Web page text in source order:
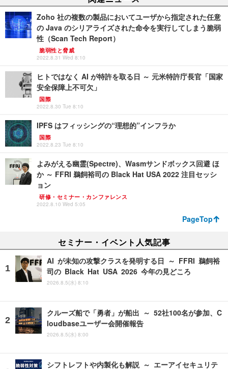
Zoho 社の複数の製品においてユーザから指定された任意
の Java のシリアライズされた命令を実行してしまう脆弱
性（Scan Tech Report）
脆弱性と脅威
2022.8.31 Wed 8:10
ヒトではなく AI が特許を取る日 ～ 元米特許庁長官「国家
安全保障上不可欠」
国際
2022.8.30 Tue 8:10
IPFS はフィッシングの“理想的”インフラか
国際
2022.8.23 Tue 8:10
よみがえる幽霊(Spectre)、Wasmサンドボックス回避 ほ
か ～ FFRI 鵜飼裕司の Black Hat USA 2022 注目セッシ
ョン
研修・セミナー・カンファレンス
2022.8.10 Wed 5:05
PageTop
セミナー・イベント人気記事
AI が未知の攻撃クラスを発明する日 ～ FFRI 鵜飼裕
司の Black Hat USA 2026 今年の見どころ
2026.8.5(水) 8:10
クルーズ船で「勇者」が船出 ～ 52社100名が参加、C
loudbaseユーザー会開催報告
2026.8.5(水) 8:00
シフトレフトや内製化も解説 ～ エーアイセキュリテ